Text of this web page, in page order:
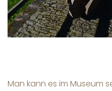
Man kann es im Museum